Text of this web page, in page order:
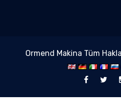
Ormend Makina Tüm